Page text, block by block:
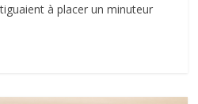
à placer un minuteur